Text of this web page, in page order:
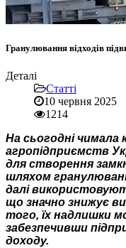
Гранулювання відходів
Деталі
Статті
10 червня 2025
1214
На сьогодні чимала
агропідприємств
для створення
шляхом
далі
що значно знижує
того, їх надлишки
забезпечивши
доходу.